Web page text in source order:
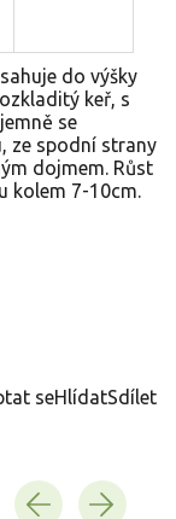
do výšky
keř, s
se
ze spodní strany
dojmem. Růst
kolem 7-10cm.
seHlídatSdílet